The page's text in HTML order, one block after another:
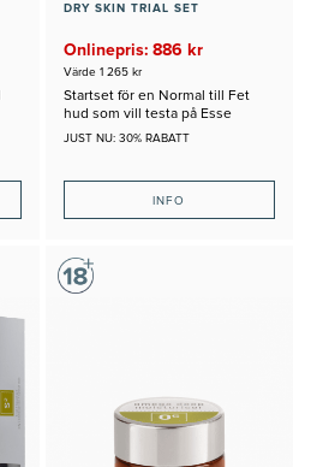
DRY SKIN TRIAL SET
Onlinepris: 886 kr
Värde 1 265 kr
Startset för en Normal till Fet
hud som vill testa på Esse
JUST NU: 30% RABATT
INFO